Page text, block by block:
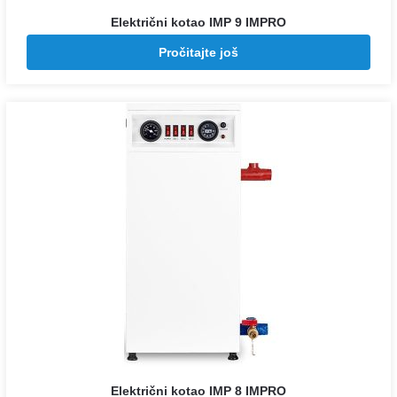
Električni kotao IMP 9 IMPRO
Pozovite za cenu
Pročitajte još
Električni kotao IMP 8 IMPRO